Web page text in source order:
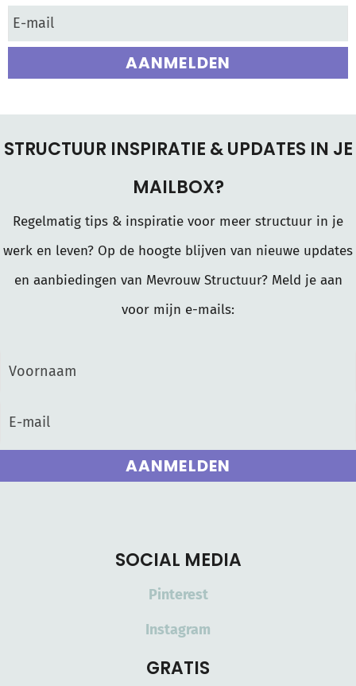
AANMELDEN
STRUCTUUR INSPIRATIE & UPDATES IN JE
MAILBOX?
Regelmatig tips & inspiratie voor meer structuur in je
werk en leven? Op de hoogte blijven van nieuwe updates
en aanbiedingen van Mevrouw Structuur? Meld je aan
voor mijn e-mails:
AANMELDEN
SOCIAL MEDIA
Pinterest
Instagram
GRATIS